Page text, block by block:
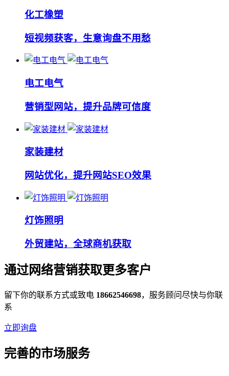
化工橡塑
短视频获客，生意询盘不用愁
电工电气
营销型网站，提升品牌可信度
家装建材
网站优化，提升网站SEO效果
灯饰照明
外贸建站，全球商机获取
通过网络营销获取更多客户
留下你的联系方式或致电 18662546698，服务顾问尽快与你联
系
立即询盘
完善的市场服务